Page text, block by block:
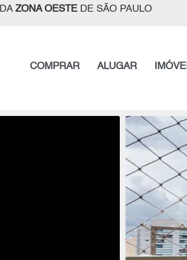
ZONA OESTEDE SÃO PAULO
COMPRAR ALUGAR